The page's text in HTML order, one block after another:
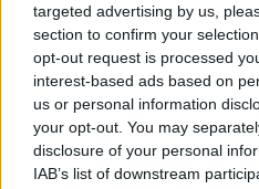
targeted advertising by us,
section to confirm your
opt-out request is processed
interest-based ads based on
us or personal information
your opt-out. You may
disclosure of your personal
IAB’s list of downstream
“Bezviena miljarda